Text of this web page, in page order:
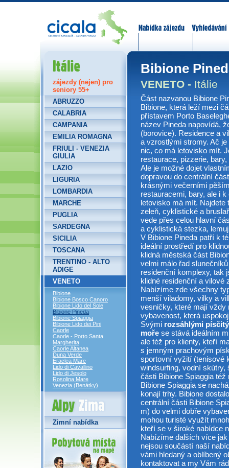
Bibione
VENETO - Itálie
Část nazvanou Bibione
Bibione, která leží mezi
přístavem Porto
název Pineda napovídá,
(borovice). Residence a
a vzrostlými stromy. Ač
nic, co má letovisko mít.
restaurace, pizzerie,
Ale je možné dojet
dopravou do centrální
krásnými večerními
restauracemi, bary, ale i
letovisko má mít. Najdete
zeleň, cyklistické a
vede přes celou hlavní
a cyklistická stezka,
V Bibione Pineda patří k
ideální prostředí pro
klidná městská část
velmi málo řad
residenční komplexy, tak
klidné residenční a vilové
Nabízíme zde všechny
menší viladomy, vilky a
vesničky, které mají vždy
vybavenost, která
Svými rozsáhlými
moře se stává ideálním
ale též pro klienty, kteří
s jemným prachovým
sportovní vyžití (tenisové
windsurfing, vodní
části Bibione Spiaggia
Bibione Spiaggia se
konají trhy. Bibione
centrální části Bibione
m) do velmi dobře
mohou turisté využít
kteří se v široké nabídce
Nabízíme dalších více jak
nejsou součástí naší
vámi hledaný a oblíbený
kontaktovat a my Vám
Itálie
zájezdy (nejen) pro
seniory 55+
ABRUZZO
CALABRIA
CAMPANIA
EMILIA ROMAGNA
FRIULI - VENEZIA
GIULIA
LAZIO
LIGURIA
LOMBARDIA
MARCHE
PUGLIA
SARDEGNA
SICILIA
TOSCANA
TRENTINO - ALTO
ADIGE
VENETO
Bibione
Bibione Bosco Canoro
Bibione Lido del Sole
Bibione Pineda
Bibione Spiaggia
Bibione Lido dei Pini
Caorle
Caorle - Porto Santa
Margherita
Caorle Altanea
Duna Verde
Eraclea Mare
Lido di Cavallino
Lido di Jesolo
Rosolina Mare
Venezia (Benátky)
Alpy Zima
Zimní nabídka